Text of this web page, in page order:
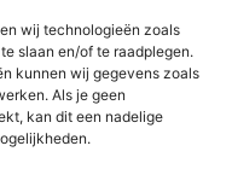
wij technologieën zoals
slaan en/of te raadplegen.
kunnen wij gegevens zoals
Als je geen
kan dit een nadelige